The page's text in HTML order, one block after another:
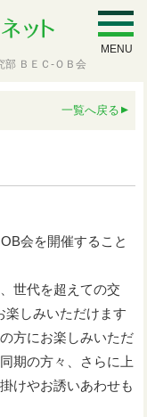
MENU
部 ＢＥＣ‐ＯＢ会
一覧へ戻る
会を開催すること
世代を超えての交
楽しみいただけます
方にお楽しみいただ
期の方々、さらに上
けやお誘いあわせも